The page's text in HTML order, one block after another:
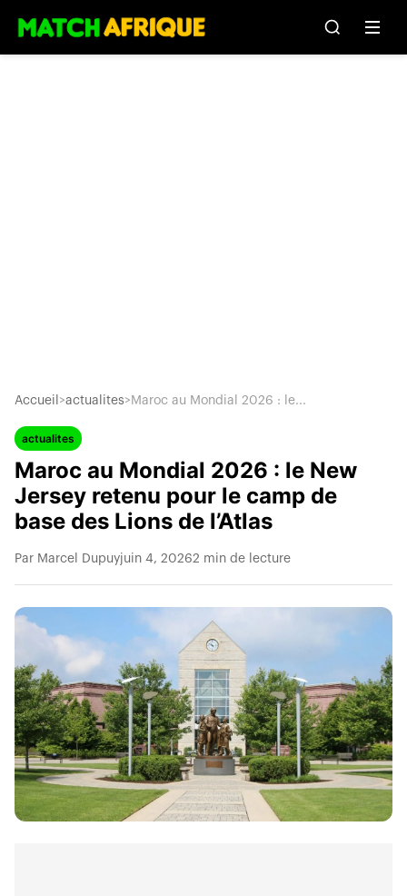
Accueil >actualites> Maroc au Mondial 2026 : le...
actualites
Maroc au Mondial 2026 : le New
Jersey retenu pour le camp de
base des Lions de l’Atlas
Par Marcel Dupuyjuin 4, 20262 min de lecture